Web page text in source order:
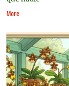
More